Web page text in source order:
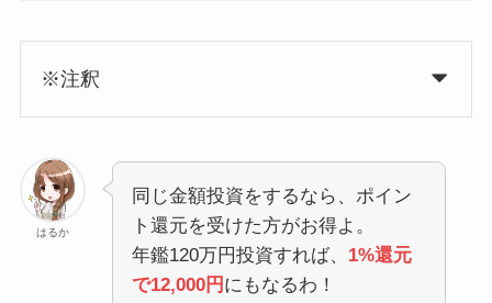
※注釈
はるか
同じ金額投資をするなら、ポイン
ト還元を受けた方がお得よ。
年鑑120万円投資すれば、 1%還元
で12,000円 にもなるわ！